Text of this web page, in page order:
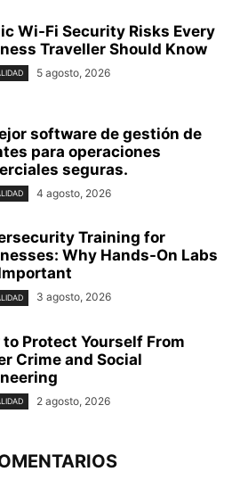
Wi-Fi Security Risks Every
Traveller Should Know
5 agosto, 2026
software de gestión de
para operaciones
seguras.
4 agosto, 2026
Training for
Why Hands-On Labs
3 agosto, 2026
to Protect Yourself From
Crime and Social
2 agosto, 2026